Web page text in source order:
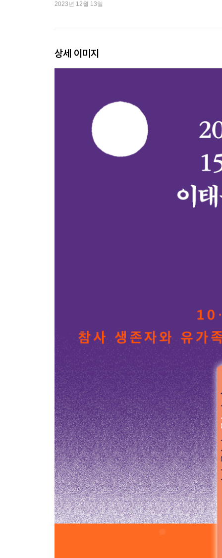
그날의 기록: 이지현씨의 친구 이민우씨 이야기_홍
너무 늦게 알았어요,
누나와 나는 연결되어 있다는 걸요
듣는 사람이 우리뿐이라 하더라도
김유나씨의 언니 김유진씨 이야기_연혜원
‘너네 많이 아프겠다’가 끝이 아니길
진세은씨의 언니 진세빈씨 이야기_정인식
이태원 노동자 심나연씨 이야기_권은비
분향소에 이름을 올리지 못한 내 친구에게
희생자의 친구 누리씨 이야기_박희정
10·29 이태원 참사 타임라인
10·29 이태원 참사 작가기록단 소개
2023년 12월 13일
상세 이미지